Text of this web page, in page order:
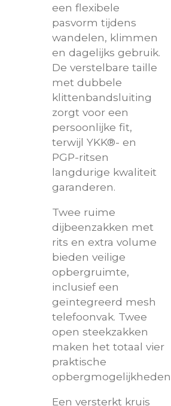
een flexibele
pasvorm tijdens
wandelen, klimmen
en dagelijks gebruik.
De verstelbare taille
met dubbele
klittenbandsluiting
zorgt voor een
persoonlijke fit,
terwijl YKK®- en
PGP-ritsen
langdurige kwaliteit
garanderen.
Twee ruime
dijbeenzakken met
rits en extra volume
bieden veilige
opbergruimte,
inclusief een
geïntegreerd mesh
telefoonvak. Twee
open steekzakken
maken het totaal vier
praktische
Een versterkt kruis